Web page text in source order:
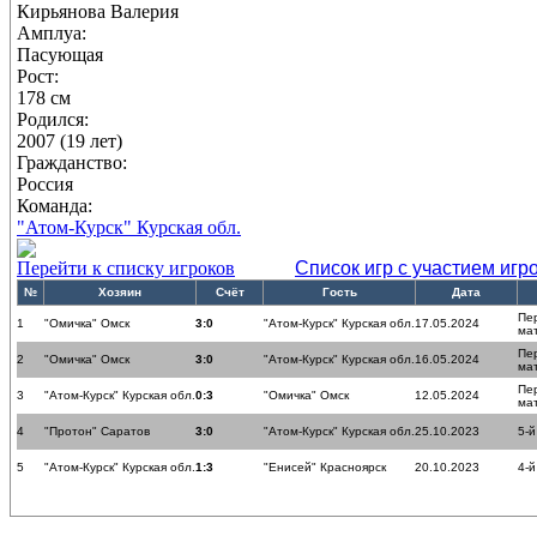
Кирьянова Валерия
Амплуа:
Пасующая
Рост:
178 см
Родился:
2007 (19 лет)
Гражданство:
Россия
Команда:
"Атом-Курск" Курская обл.
Перейти к списку игроков
Список игр с участием
№ Хозяин Счёт Гость Дата
1 "Омичка" Омск 3:0 "Атом-Курск" Курская обл. 17.05.2024
2 "Омичка" Омск 3:0 "Атом-Курск" Курская обл. 16.05.2024
3 "Атом-Курск" Курская обл. 0:3 "Омичка" Омск 12.05.2024
4 "Протон" Саратов 3:0 "Атом-Курск" Курская обл. 25.10.2023 5-
5 "Атом-Курск" Курская обл. 1:3 "Енисей" Красноярск 20.10.2023 4-